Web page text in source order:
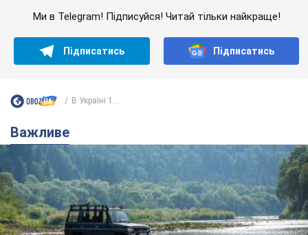
Ми в Telegram! Підписуйся! Читай тільки найкраще!
Підписатись Підписатись
В Україні 1...
Важливе